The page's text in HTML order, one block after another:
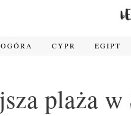
CYPR EGIPT
plaża w